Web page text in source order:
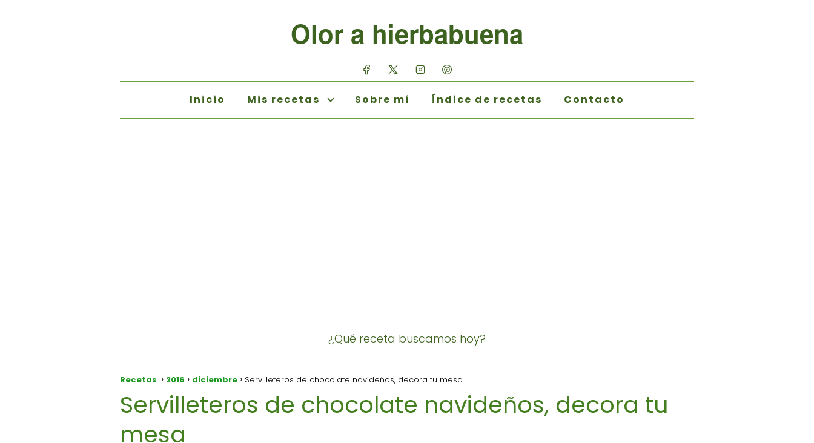
Olor a hierbabuena
Inicio Mis recetas Sobre mí Índice de recetas Contacto
¿Qué receta buscamos hoy?
Recetas 2016 diciembre Servilleteros de chocolate navideños, decora tu mesa
Servilleteros de chocolate navideños, decora tu
mesa